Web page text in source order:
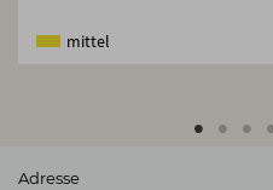
mittel
Adresse